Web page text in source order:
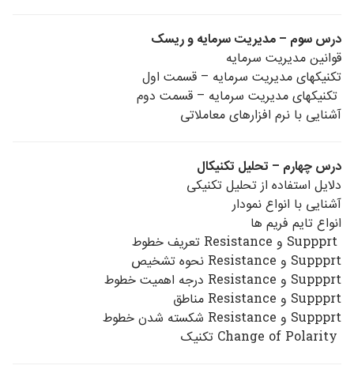
درس سوم – مدیریت سرمایه و ریسک
قوانین مدیریت سرمایه
تکنیکهای مدیریت سرمایه – قسمت اول
تکنیکهای مدیریت سرمایه – قسمت دوم
آشنایی با نرم افزارهای معاملاتی
درس چهارم – تحلیل تکنیکال
دلایل استفاده از تحلیل تکنیکی
آشنایی با انواع نمودار
انواع تایم فریم ها
Suppprt و Resistance نحوه تشخیص
Suppprt و Resistance درجه اهمیت خطوط
Suppprt و Resistance مناطق
Suppprt و Resistance شکسته شدن خطوط